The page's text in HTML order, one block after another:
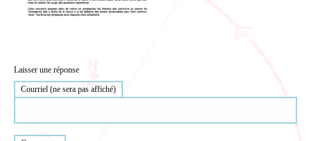
Laisser une réponse
Courriel (ne sera pas affiché)